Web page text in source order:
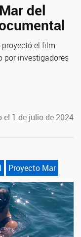
del
proyectó el film
por investigadores
el 1 de julio de 2024
Proyecto Mar